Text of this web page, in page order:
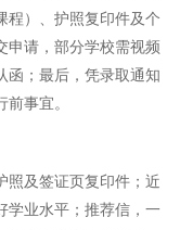
程）、护照复印件及个
申请，部分学校需视频
函；最后，凭录取通知
事宜。
照及签证页复印件；近
学业水平；推荐信，一